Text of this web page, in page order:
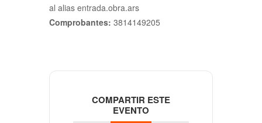
al alias entrada.obra.ars
Comprobantes: 3814149205
COMPARTIR ESTE
EVENTO